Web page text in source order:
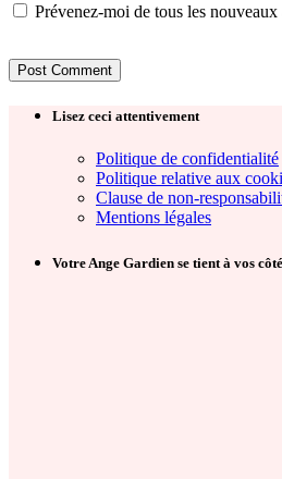
Prévenez-moi de tous les
Lisez ceci attentivement
Politique de confidentialité
Politique relative aux
Clause de non-
Mentions légales
Votre Ange Gardien se tient à vos